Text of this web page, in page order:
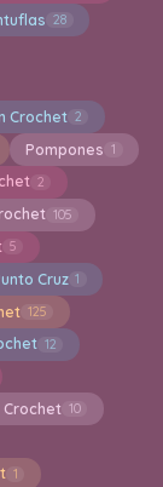
28
Crochet 2
Pompones 1
2
105
5
Cruz 1
125
12
10
1